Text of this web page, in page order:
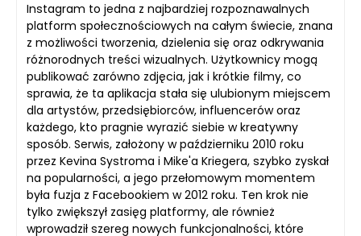
Instagram to jedna z najbardziej rozpoznawalnych
platform społecznościowych na całym świecie, znana
z możliwości tworzenia, dzielenia się oraz odkrywania
różnorodnych treści wizualnych. Użytkownicy mogą
publikować zarówno zdjęcia, jak i krótkie filmy, co
sprawia, że ta aplikacja stała się ulubionym miejscem
dla artystów, przedsiębiorców, influencerów oraz
każdego, kto pragnie wyrazić siebie w kreatywny
sposób. Serwis, założony w październiku 2010 roku
przez Kevina Systroma i Mike'a Kriegera, szybko zyskał
na popularności, a jego przełomowym momentem
była fuzja z Facebookiem w 2012 roku. Ten krok nie
tylko zwiększył zasięg platformy, ale również
wprowadził szereg nowych funkcjonalności, które